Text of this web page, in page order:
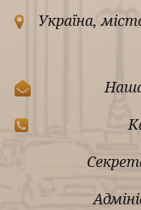
Україна,